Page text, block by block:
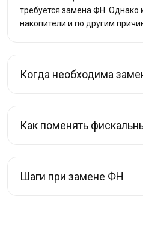
требуется замена ФН.
накопители и по другим
Когда необходима
Как поменять
Шаги при замене ФН